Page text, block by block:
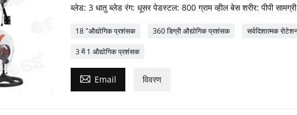
ब्लेड: 3 धातु ब्लेड रंग: धूसर पेडस्टल: 800 ग्राम व्हील बेस शरीर: पीपी
18 "औद्योगिक प्रशंसक 360 डिग्री औद्योगिक प्रशंसक सर्वदिशात्मक
3 में 1 औद्योगिक प्रशंसक
 Email विवरण